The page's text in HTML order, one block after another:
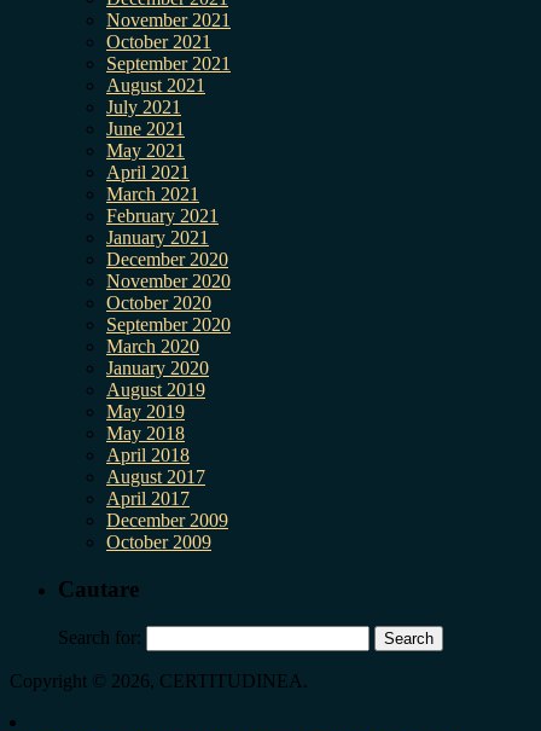
November 2021
October 2021
September 2021
August 2021
July 2021
June 2021
May 2021
April 2021
March 2021
February 2021
January 2021
December 2020
November 2020
October 2020
September 2020
March 2020
January 2020
August 2019
May 2019
May 2018
April 2018
August 2017
April 2017
December 2009
October 2009
Cautare
Search for:
Copyright © 2026, CERTITUDINEA.